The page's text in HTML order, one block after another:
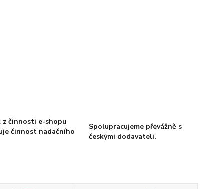
z činnosti e-shopu
činnost nadačního
Spolupracujeme převážně s
českými dodavateli.